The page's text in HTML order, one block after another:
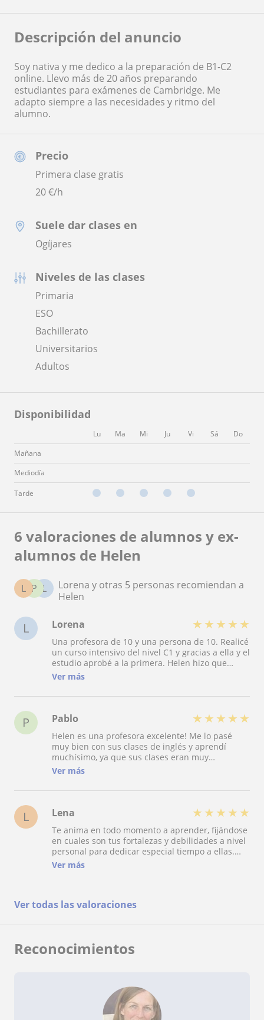
Precio
Primera clase gratis
20€/h
Suele dar clases en
Ogíjares
Niveles de las clases
Primaria
ESO
Bachillerato
Universitarios
Adultos
Disponibilidad
Lu Ma Mi Ju Vi Sá
Do
Mañana
Mediodía
Tarde
Descripción del anuncio
Soy nativa y me dedico a la preparación de B1-C2
online. Llevo más de 20 años preparando
estudiantes para exámenes de Cambridge. Me
adapto siempre a las necesidades y ritmo del
alumno.
6 valoraciones de alumnos y ex-
alumnos de Helen
L
P
L
Lorena y otras 5 personas recomiendan a
Helen
L Lorena ★ ★ ★ ★ ★
Una profesora de 10 y una persona de 10. Realicé
un curso intensivo del nivel C1 y gracias a ella y el
estudio aprobé a la primera. Helen hizo que
todas esas semanas de preparación para el
distintas partes del contenido del examen. Esto
en una clase solo en una parte, pudiendo así
practicar cada día un poco de todo, lo cual ayudó
bastante a tener bien preparado el temario.
Recomiendo encarecidamente el trabajo de
Helen, es una gran profesora y persona, como
bien he mencionado. Muy contenta de haberla
profesora.
Ver más
P Pablo ★ ★ ★ ★ ★
Helen es una profesora excelente! Me lo pasé
muy bien con sus clases de inglés y aprendí
muchísimo, ya que sus clases eran muy
didácticas y amenas. Alternaba contenido teórico
repasar la materia ya aprendido. Muy
Ver más
L Lena ★ ★ ★ ★ ★
Te anima en todo momento a aprender, fijándose
en cuales son tus fortalezas y debilidades a nivel
personal para dedicar especial tiempo a ellas.
Acabé pasando con éxito los exámenes de inglés
Ver más
Ver todas las valoraciones
Reconocimientos